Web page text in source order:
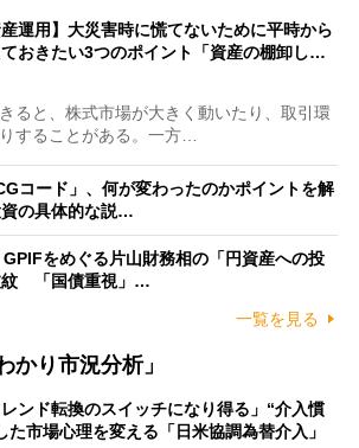
産運用】大災害時に慌てないために平時から
おきたい3つのポイント「資産の棚卸し…
ると、株式市場が大きく動いたり、取引環
することがある。一方…
コード」、何が変わったのかポイントを解
の具体的な説…
GPIFをめぐる片山財務相の「円資産への投
紋 「国債重視」…
一覧を見る
かり市況分析」
レンド転換のスイッチになり得る」“介入慣
た市場心理を変える「日米協調為替介入」